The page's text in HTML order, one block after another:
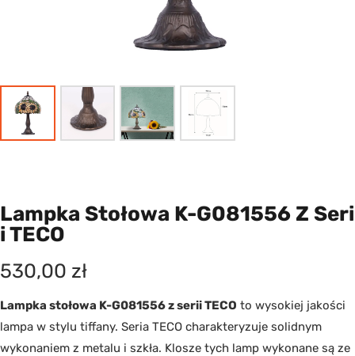
Lampka Stołowa K-G081556 Z Seri
I TECO
530,00 zł
Lampka stołowa K-G081556 z serii TECO to wysokiej jakości
lampa w stylu tiffany. Seria TECO charakteryzuje solidnym
wykonaniem z metalu i szkła. Klosze tych lamp wykonane są ze